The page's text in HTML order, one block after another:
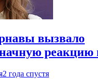
вызвало
реакцию
2 года спустя